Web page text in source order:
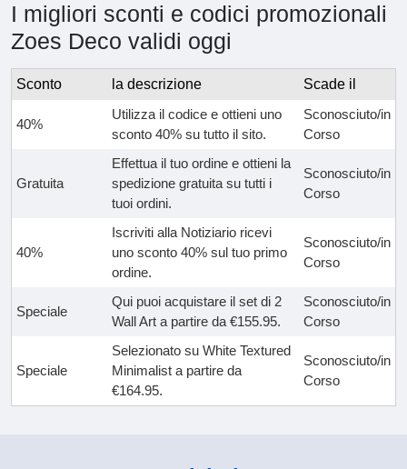
I migliori sconti e codici promozionali
Zoes Deco validi oggi
Sconto la descrizione Scade il
40%
Utilizza il codice e ottieni uno
sconto 40% su tutto il sito.
Sconosciuto/in
Corso
Gratuita
Effettua il tuo ordine e ottieni la
spedizione gratuita su tutti i
tuoi ordini.
Sconosciuto/in
Corso
40%
Iscriviti alla Notiziario ricevi
uno sconto 40% sul tuo primo
ordine.
Sconosciuto/in
Corso
Speciale
Qui puoi acquistare il set di 2
Wall Art a partire da €155.95.
Sconosciuto/in
Corso
Speciale
Selezionato su White Textured
Minimalist a partire da
€164.95.
Sconosciuto/in
Corso